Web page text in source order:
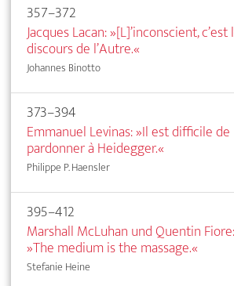
357–372
Jacques Lacan: »[L]’inconscient, c’est
discours de l’Autre.«
Johannes Binotto
373–394
Emmanuel Levinas: »Il est difficile de
pardonner à Heidegger.«
Philippe P. Haensler
395–412
Marshall McLuhan und Quentin Fiore:
»The medium is the massage.«
Stefanie Heine